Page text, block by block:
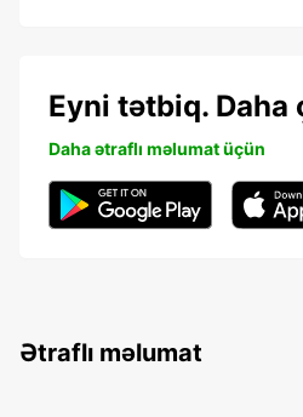
Eyni tətbiq. Daha
Daha ətraflı məlumat üçün
Ətraflı məlumat